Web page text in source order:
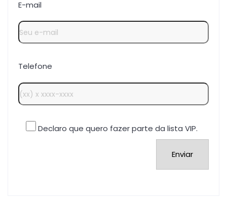
E-mail
Telefone
Declaro que quero fazer parte da lista VIP.